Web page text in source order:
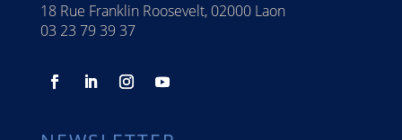
18 Rue Franklin Roosevelt, 02000 Laon
03 23 79 39 37